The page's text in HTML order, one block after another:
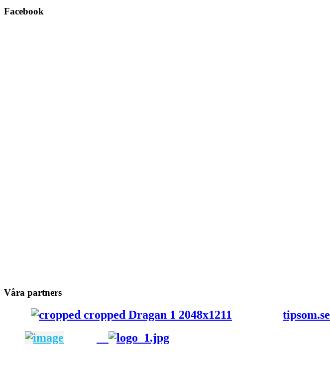
Facebook
Våra partners
tipsom.se